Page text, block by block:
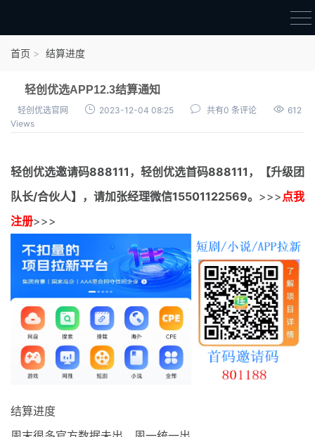
结算进度
团队长扶持
充场项目报价
无人直播
电商入门
最新通知
项目介绍
首页 结算进度
轻创优选APP12.3结算通知
轻创优选官网 2023-12-04 08:25 共有0 条评论
612
Views
轻创优选邀请码888111， 轻创优选首码888111，【升级团
队长/合伙人】，请加张经理微信15501122569。 >>>点我
注册>>>
结算进度